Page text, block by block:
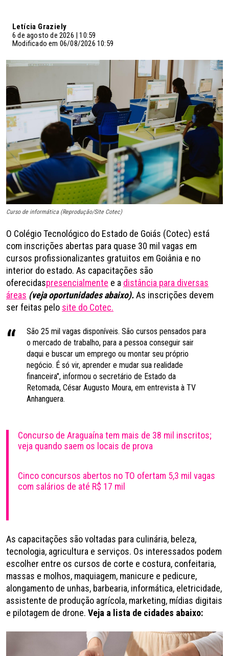
Letícia Graziely
6 de agosto de 2026 | 10:59
Modificado em 06/08/2026 10:59
Curso de informática (Reprodução/Site Cotec)
O Colégio Tecnológico do Estado de Goiás (Cotec) está
com inscrições abertas para quase 30 mil vagas em
cursos profissionalizantes gratuitos em Goiânia e no
interior do estado. As capacitações são
oferecidaspresencialmente e a distância para diversas
áreas (veja oportunidades abaixo).As inscrições devem
ser feitas pelo site do Cotec.
São 25 mil vagas disponíveis. São cursos pensados para
o mercado de trabalho, para a pessoa conseguir sair
daqui e buscar um emprego ou montar seu próprio
negócio. É só vir, aprender e mudar sua realidade
financeira", informou o secretário de Estado da
Retomada, César Augusto Moura, em entrevista à TV
Anhanguera.
Concurso de Araguaína tem mais de 38 mil inscritos;
veja quando saem os locais de prova
Cinco concursos abertos no TO ofertam 5,3 mil vagas
com salários de até R$ 17 mil
As capacitações são voltadas para culinária, beleza,
tecnologia, agricultura e serviços. Os interessados podem
escolher entre os cursos de corte e costura, confeitaria,
massas e molhos, maquiagem, manicure e pedicure,
alongamento de unhas, barbearia, informática, eletricidade,
assistente de produção agrícola, marketing, mídias digitais
e pilotagem de drone. Veja a lista de cidades abaixo: